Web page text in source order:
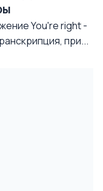
You're right -
при...